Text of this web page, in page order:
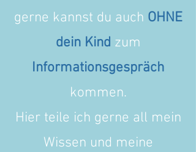
gerne kannst du auch OHNE
dein Kind zum
Informationsgespräch
kommen.
Hier teile ich gerne all mein
Wissen und meine